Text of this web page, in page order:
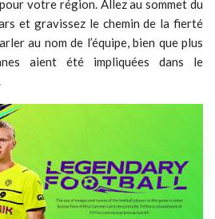
votre région. Allez au sommet du
et gravissez le chemin de la fierté
au nom de l’équipe, bien que plus
aient été impliquées dans le